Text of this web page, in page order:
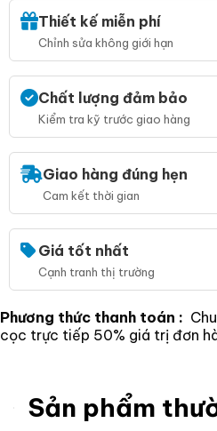
Thiết kế miễn phí
Chỉnh sửa không giới hạn
Chất lượng đảm bảo
Kiểm tra kỹ trước giao hàng
Giao hàng đúng hẹn
Cam kết thời gian
Giá tốt nhất
Cạnh tranh thị trường
Phương thức thanh toán :
cọc trực tiếp 50% giá trị đơn
Sản phẩm